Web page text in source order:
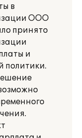
в
ООО
принято
и
политики.